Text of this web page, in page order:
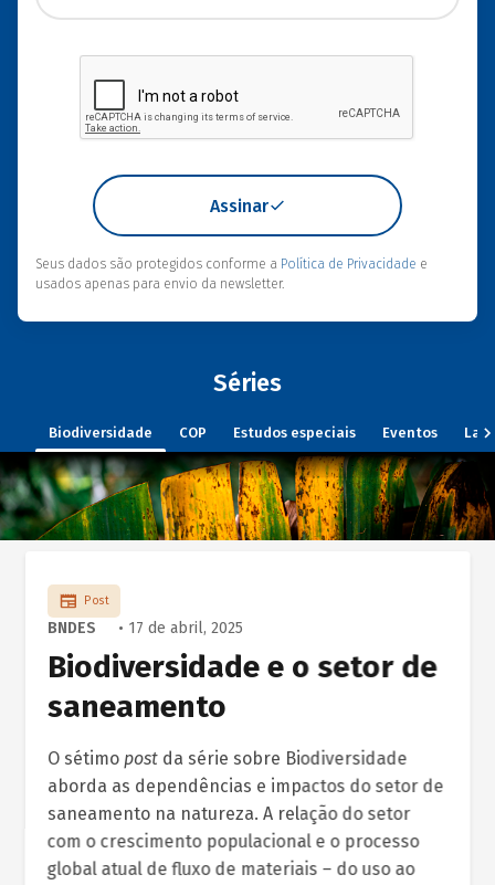
Assinar
Seus dados são protegidos conforme a Política de Privacidade e
usados apenas para envio da newsletter.
Séries
Biodiversidade COP Estudos especiais Eventos
Post
BNDES • 17 de abril, 2025
Biodiversidade e o setor de
saneamento
O sétimo postda série sobre Biodiversidade
aborda as dependências e impactos do setor de
saneamento na natureza. A relação do setor
com o crescimento populacional e o processo
global atual de fluxo de materiais – do uso ao